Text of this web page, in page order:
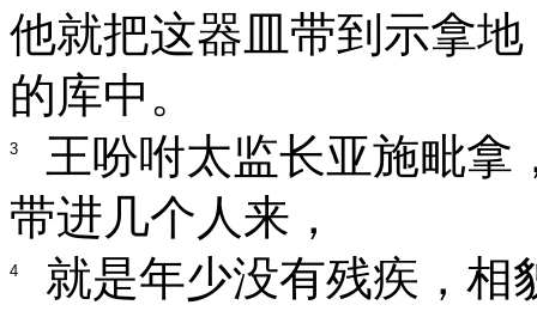
他就把这器皿带到示拿
的库中。
3
王吩咐太监长亚施毗拿
带进几个人来，
4
就是年少没有残疾，相